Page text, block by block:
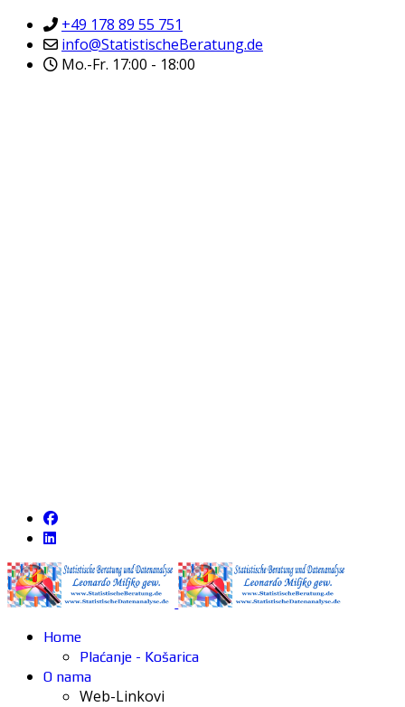
+49 178 89 55 751
info@StatistischeBeratung.de
Mo.-Fr. 17:00 - 18:00
Home
Plaćanje - Košarica
O nama
Web-Linkovi